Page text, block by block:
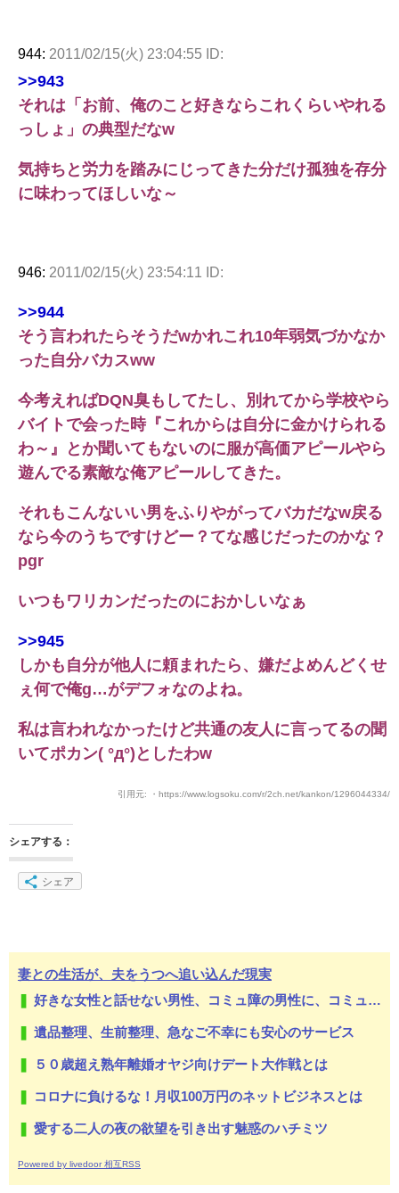
944: 2011/02/15(火) 23:04:55 ID:
>>943
それは「お前、俺のこと好きならこれくらいやれる
っしょ」の典型だなw
気持ちと労力を踏みにじってきた分だけ孤独を存分
に味わってほしいな～
946: 2011/02/15(火) 23:54:11 ID:
>>944
そう言われたらそうだwかれこれ10年弱気づかなか
った自分バカスww
今考えればDQN臭もしてたし、別れてから学校やら
バイトで会った時『これからは自分に金かけられる
わ～』とか聞いてもないのに服が高価アピールやら
遊んでる素敵な俺アピールしてきた。
それもこんないい男をふりやがってバカだなw戻る
なら今のうちですけどー？てな感じだったのかな？
pgr
いつもワリカンだったのにおかしいなぁ
>>945
しかも自分が他人に頼まれたら、嫌だよめんどくせ
ぇ何で俺g…がデフォなのよね。
私は言われなかったけど共通の友人に言ってるの聞
いてポカン( °д°)としたわw
引用元: ・https://www.logsoku.com/r/2ch.net/kankon/1296044334/
シェアする：
シェア
妻との生活が、夫をうつへ追い込んだ現実
好きな女性と話せない男性、コミュ障の男性に、コミュ力向上セラピー講座
遺品整理、生前整理、急なご不幸にも安心のサービス
５０歳超え熟年離婚オヤジ向けデート大作戦とは
コロナに負けるな！月収100万円のネットビジネスとは
愛する二人の夜の欲望を引き出す魅惑のハチミツ
Powered by livedoor 相互RSS